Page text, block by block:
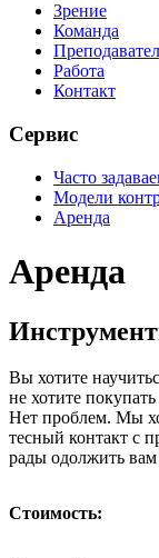
Зрение
Команда
Работа
Контакт
Сервис
Часто
Модели
Аренда
Аренда
Вы хотите
не хотите
Нет проблем. Мы
тесный контакт с
рады одолжить
Стоимость: